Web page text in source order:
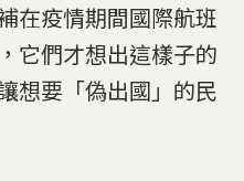
在疫情期間國際航班
它們才想出這樣子的
想要「偽出國」的民